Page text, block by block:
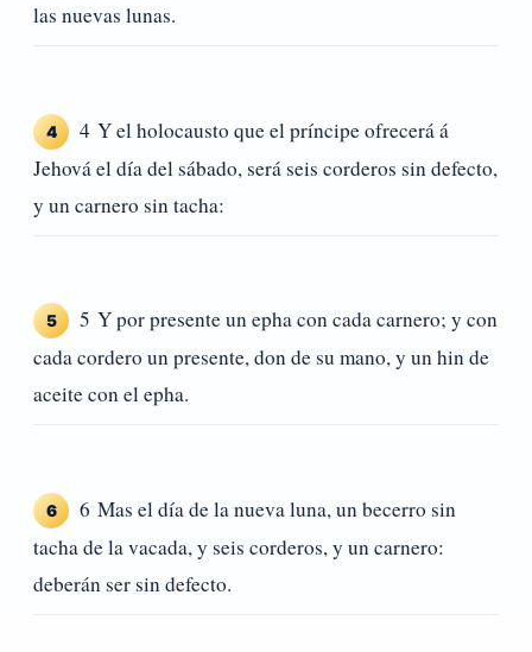
las nuevas lunas.
4
4 Y el holocausto que el príncipe ofrecerá á
Jehová el día del sábado, será seis corderos sin defecto,
y un carnero sin tacha:
5
5 Y por presente un epha con cada carnero; y con
cada cordero un presente, don de su mano, y un hin de
aceite con el epha.
6
6 Mas el día de la nueva luna, un becerro sin
tacha de la vacada, y seis corderos, y un carnero:
deberán ser sin defecto.